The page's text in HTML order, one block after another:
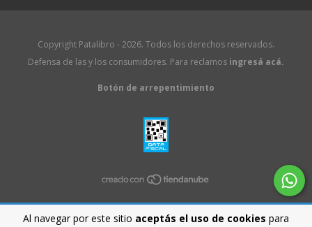
Al navegar por este sitio aceptás el uso de cookies para
Copyright Patalibro - 2026. Todos los derechos reservados.
Defensa de las y los consumidores. Para reclamos ingresá acá.
Botón de arrepentimiento